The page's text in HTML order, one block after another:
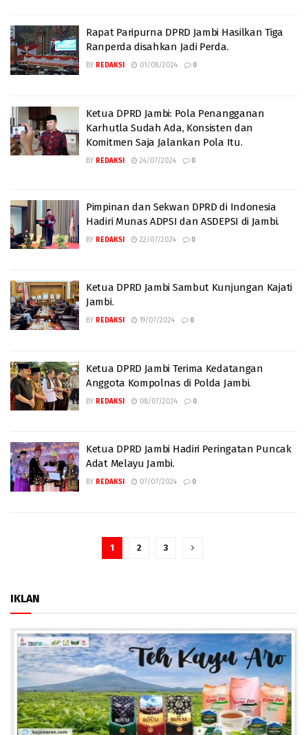
Rapat Paripurna DPRD Jambi Hasilkan Tiga
Ranperda disahkan Jadi Perda.
BY REDAKSI 01/08/2024 0
Ketua DPRD Jambi: Pola Penangganan
Karhutla Sudah Ada, Konsisten dan
Komitmen Saja Jalankan Pola Itu.
BY REDAKSI 24/07/2024 0
Pimpinan dan Sekwan DPRD di Indonesia
Hadiri Munas ADPSI dan ASDEPSI di Jambi.
BY REDAKSI 22/07/2024 0
Ketua DPRD Jambi Sambut Kunjungan Kajati
Jambi.
BY REDAKSI 19/07/2024 0
Ketua DPRD Jambi Terima Kedatangan
Anggota Kompolnas di Polda Jambi.
BY REDAKSI 08/07/2024 0
Ketua DPRD Jambi Hadiri Peringatan Puncak
Adat Melayu Jambi.
BY REDAKSI 07/07/2024 0
1 2 3
IKLAN